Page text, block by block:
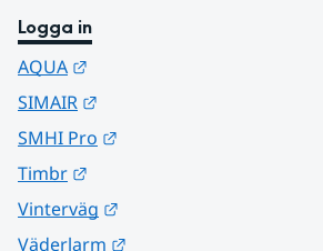
Logga in
AQUA
SIMAIR
SMHI Pro
Timbr
Vinterväg
Väderlarm